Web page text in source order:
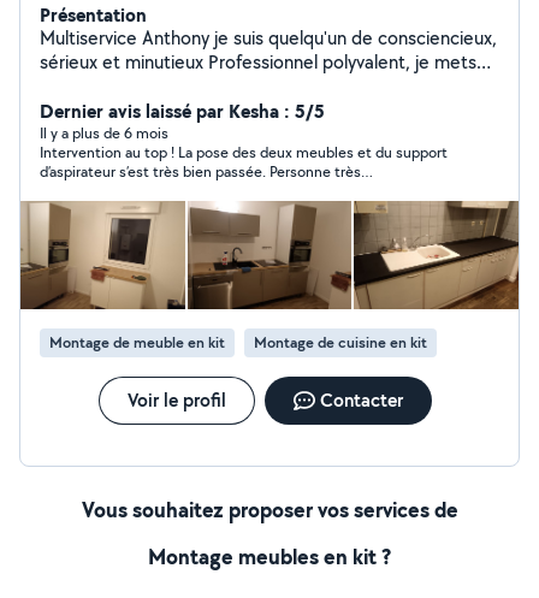
Présentation
Multiservice Anthony je suis quelqu'un de consciencieux,
sérieux et minutieux Professionnel polyvalent, je mets
petits travaux, plomberie électricité placo enduit
peinture et autres entretien espace vert abattage
d'arbre, réparations et services pratiques. Chaque
mission est réalisée avec rigueur, sens du détail et
respect des délais. Mon objectif : vous apporter une
solution fiable et un travail soigné, en toute sérénité.
Dernier avis laissé par Kesha : 5/5
Il y a plus de 6 mois
Intervention au top ! La pose des deux meubles et du support
d’aspirateur s’est très bien passée. Personne très
travail est nickel, rien à redire — je recommande vivement !
Montage de meuble en kit Montage de cuisine en kit
Voir le profil Contacter
Vous souhaitez proposer vos services de
Montage meubles en kit ?